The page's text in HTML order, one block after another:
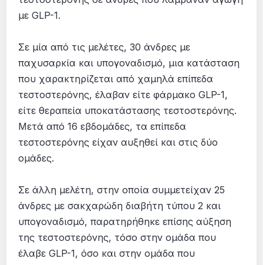
με GLP-1.
Σε μία από τις μελέτες, 30 άνδρες με
παχυσαρκία και υπογοναδισμό, μια κατάσταση
που χαρακτηρίζεται από χαμηλά επίπεδα
τεστοστερόνης, έλαβαν είτε φάρμακο GLP-1,
είτε θεραπεία υποκατάστασης τεστοστερόνης.
Μετά από 16 εβδομάδες, τα επίπεδα
τεστοστερόνης είχαν αυξηθεί και στις δύο
ομάδες.
Σε άλλη μελέτη, στην οποία συμμετείχαν 25
άνδρες με σακχαρώδη διαβήτη τύπου 2 και
υπογοναδισμό, παρατηρήθηκε επίσης αύξηση
της τεστοστερόνης, τόσο στην ομάδα που
έλαβε GLP-1, όσο και στην ομάδα που